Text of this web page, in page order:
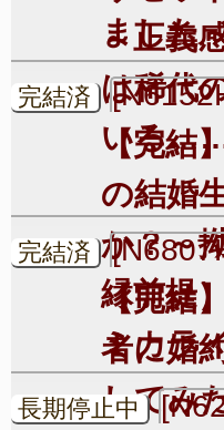
ました
～正義
は稀代
いる
完結済
【完結
の結婚
か？～
縁前提
ミカラ
完結済
【完結
者に婚
してみ
長期停止中